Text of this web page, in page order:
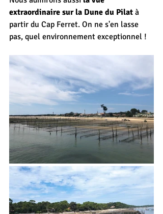
extraordinaire sur la Dune du Pilat à
partir du Cap Ferret. On ne s'en lasse
pas, quel environnement exceptionnel !